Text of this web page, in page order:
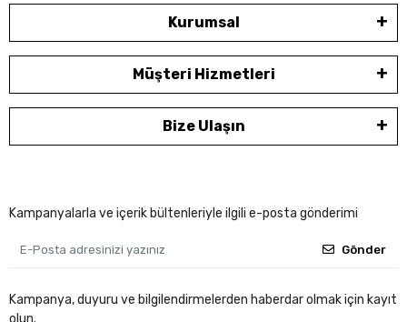
Kurumsal
Müşteri Hizmetleri
Bize Ulaşın
Kampanyalarla ve içerik bültenleriyle ilgili e-posta gönderimi
Gönder
Kampanya, duyuru ve bilgilendirmelerden haberdar olmak için kayıt
olun.